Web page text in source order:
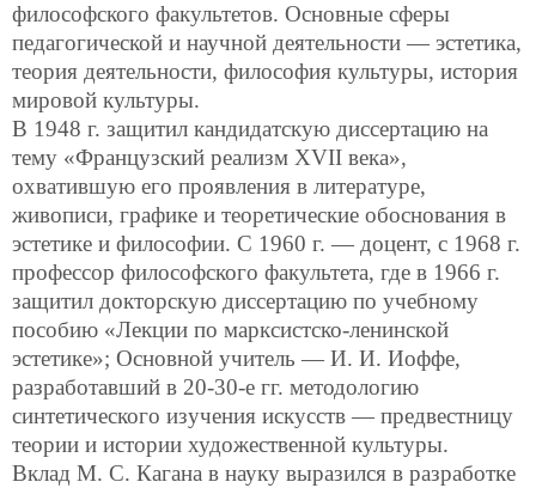
философского факультетов. Основные сферы
педагогической и научной деятельности — эстетика,
теория деятельности, философия культуры, история
мировой культуры.
В 1948 г. защитил кандидатскую диссертацию на
тему «Французский реализм XVII века»,
охватившую его проявления в литературе,
живописи, графике и теоретические обоснования в
эстетике и философии. С 1960 г. — доцент, с 1968 г.
профессор философского факультета, где в 1966 г.
защитил докторскую диссертацию по учебному
пособию «Лекции по марксистско-ленинской
эстетике»; Основной учитель — И. И. Иоффе,
разработавший в 20-30-е гг. методологию
синтетического изучения искусств — предвестницу
теории и истории художественной культуры.
Вклад М. С. Кагана в науку выразился в разработке